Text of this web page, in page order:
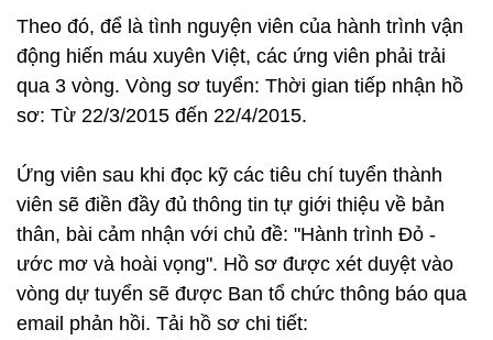
Theo đó, để là tình nguyện viên của hành trình vận
động hiến máu xuyên Việt, các ứng viên phải trải
qua 3 vòng. Vòng sơ tuyển: Thời gian tiếp nhận hồ
sơ: Từ 22/3/2015 đến 22/4/2015.
Ứng viên sau khi đọc kỹ các tiêu chí tuyển thành
viên sẽ điền đầy đủ thông tin tự giới thiệu về bản
thân, bài cảm nhận với chủ đề: "Hành trình Đỏ -
ước mơ và hoài vọng". Hồ sơ được xét duyệt vào
vòng dự tuyển sẽ được Ban tổ chức thông báo qua
email phản hồi. Tải hồ sơ chi tiết: